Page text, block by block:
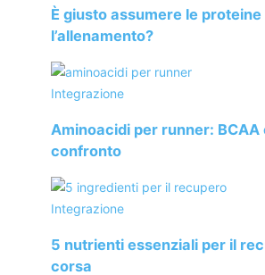
È giusto assumere le proteine
l’allenamento?
Integrazione
Aminoacidi per runner: BCAA
confronto
Integrazione
5 nutrienti essenziali per il
corsa
Capita spesso di avere un
tra le parti di pelle scoperte ed esposte
coperte dai vestiti . Finché si tratta del
ci si abitua, ma se vi è la forma di una
pantaloncini, come capita ai corridori,
fastidioso.
Per ovviare il problema si potrebbe
autoabbronzante per uniformare
macchie. Se si utilizza una lozione di
più luminosa la pelle donando un